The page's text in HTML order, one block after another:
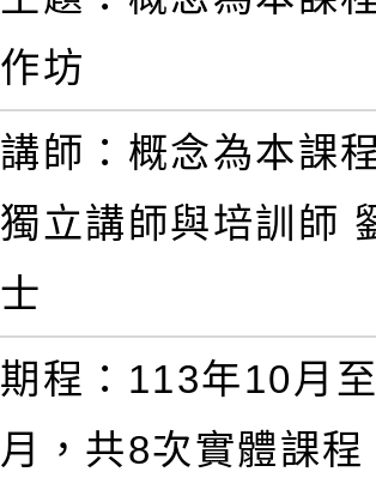
作坊
講師：概念為本課
獨立講師與培訓師
士
期程：113年10月
月，共8次實體課